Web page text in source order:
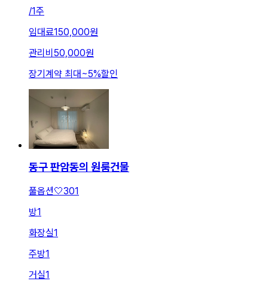
/1주
임대료150,000원
관리비 50,000원
장기계약 최대~5%할인
동구 판암동의 원룸건물
풀옵션🤍301
방1
화장실1
주방1
거실1